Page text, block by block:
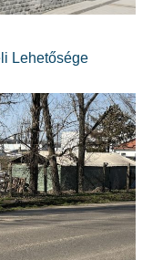
Lehetősége